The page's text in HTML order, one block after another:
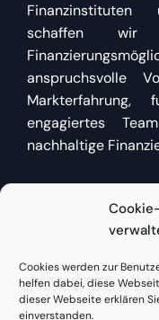
Cookies werden zur
helfen dabei, diese
dieser Webseite erklären
einverstanden.
Finanzinstituten
schaffen wir
anspruchsvolle
engagiertes
nachhaltige
Kundenzugang
Bestehende